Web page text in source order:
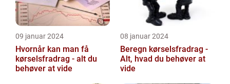
09 januar 2024
Hvornår kan man få
kørselsfradrag - alt du
behøver at vide
08 januar 2024
Beregn kørselsfradrag -
Alt, hvad du behøver at
vide